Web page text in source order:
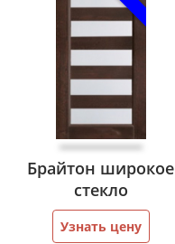
Брайтон широкое
стекло
Узнать цену